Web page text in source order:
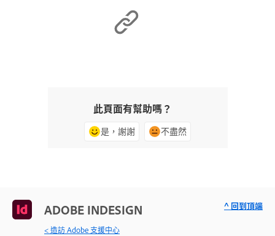
此頁面有幫助嗎？
是，謝謝 不盡然
ADOBE INDESIGN
< 造訪 Adobe 支援中心
^ 回到頂端